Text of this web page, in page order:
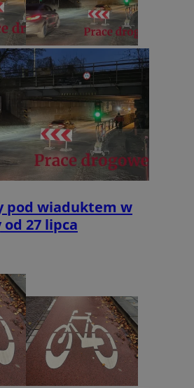
pod wiaduktem w
27 lipca